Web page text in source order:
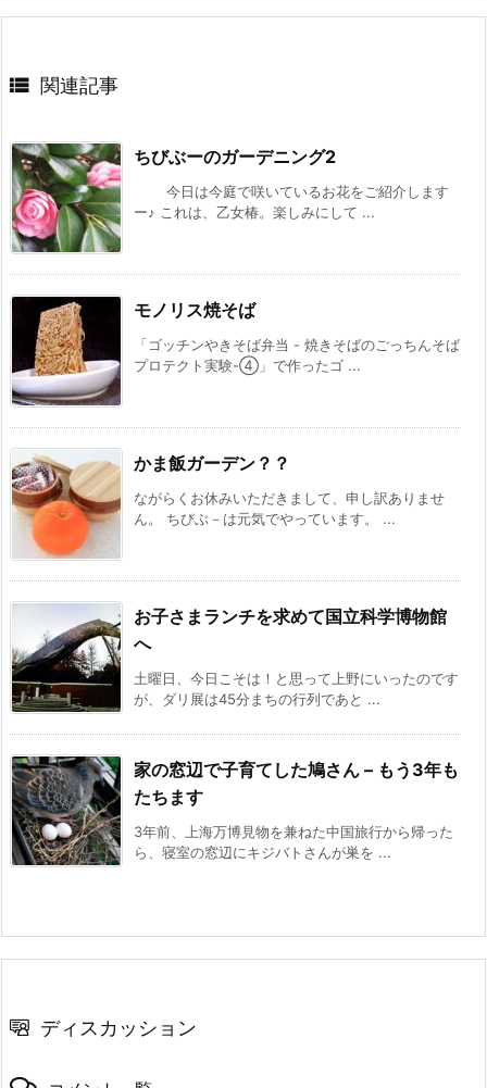
 関連記事
ちびぶーのガーデニング2
今日は今庭で咲いているお花をご紹介します
ー♪ これは、乙女椿。楽しみにして ...
モノリス焼そば
「ゴッチンやきそば弁当 - 焼きそばのごっちんそば
プロテクト実験-④」で作ったゴ ...
かま飯ガーデン？？
ながらくお休みいただきまして、申し訳ありませ
ん。 ちびぶ－は元気でやっています。 ...
お子さまランチを求めて国立科学博物館
へ
土曜日、今日こそは！と思って上野にいったのです
が、ダリ展は45分まちの行列であと ...
家の窓辺で子育てした鳩さん – もう3年も
たちます
3年前、上海万博見物を兼ねた中国旅行から帰った
ら、寝室の窓辺にキジバトさんが巣を ...
ディスカッション